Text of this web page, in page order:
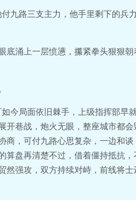
九路三支主力，他手里剩下的兵
涌上一层愤懑，攥紧拳头狠狠
今局面依旧棘手，上级指挥部早
巷战，炮火无眼，整座城市都
，可付九路心思复杂，一边和
盘再清楚不过，借着僵持抵抗
强攻，双方持续对峙，前线将